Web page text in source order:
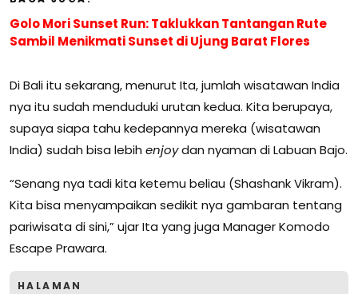
Golo Mori Sunset Run: Taklukkan Tantangan Rute
Sambil Menikmati Sunset di Ujung Barat Flores
Di Bali itu sekarang, menurut Ita, jumlah wisatawan India
nya itu sudah menduduki urutan kedua. Kita berupaya,
supaya siapa tahu kedepannya mereka (wisatawan
India) sudah bisa lebih enjoydan nyaman di Labuan Bajo.
“Senang nya tadi kita ketemu beliau (Shashank Vikram).
Kita bisa menyampaikan sedikit nya gambaran tentang
pariwisata di sini,” ujar Ita yang juga Manager Komodo
Escape Prawara.
HALAMAN